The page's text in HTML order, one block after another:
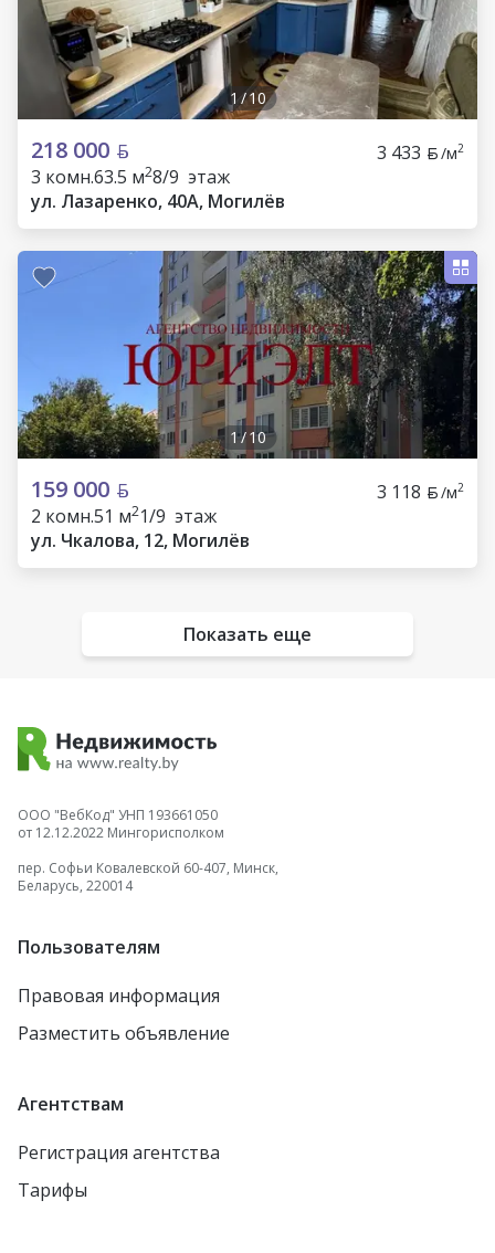
1/10
218 000 3 433 /м2
3 комн.63.5 м28/9 этаж
ул. Лазаренко, 40А, Могилёв
1/10
159 000 3 118 /м2
2 комн.51 м21/9 этаж
ул. Чкалова, 12, Могилёв
Показать еще
ООО "ВебКод" УНП 193661050
от 12.12.2022 Мингорисполком
пер. Софьи Ковалевской 60-407, Минск,
Беларусь, 220014
Пользователям
Правовая информация
Разместить объявление
Агентствам
Регистрация агентства
Тарифы